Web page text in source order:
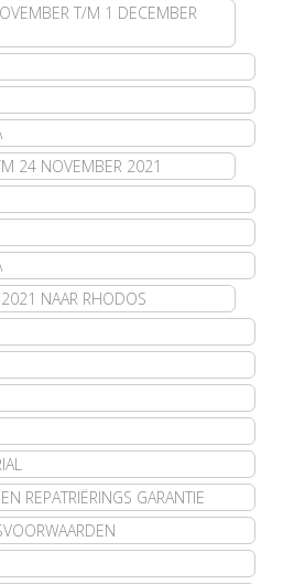
T/M 1 DECEMBER
24 NOVEMBER 2021
NAAR RHODOS
REPATRIËRINGS GARANTIE